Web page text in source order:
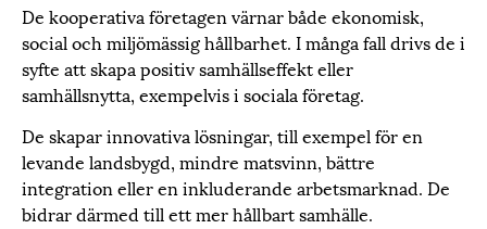
De kooperativa företagen värnar både ekonomisk,
social och miljömässig hållbarhet. I många fall drivs de i
syfte att skapa positiv samhällseffekt eller
samhällsnytta, exempelvis i sociala företag.
De skapar innovativa lösningar, till exempel för en
levande landsbygd, mindre matsvinn, bättre
integration eller en inkluderande arbetsmarknad. De
bidrar därmed till ett mer hållbart samhälle.